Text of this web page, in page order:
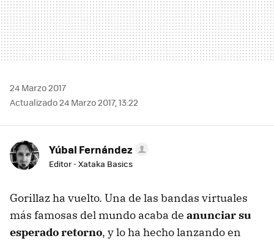
24 Marzo 2017
Actualizado 24 Marzo 2017, 13:22
Yúbal Fernández
Editor - Xataka Basics
Gorillaz ha vuelto. Una de las bandas virtuales
más famosas del mundo acaba de anunciar su
esperado retorno, y lo ha hecho lanzando en